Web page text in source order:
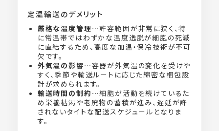
定温輸送のデメリット
厳格な温度管理…許容範囲が非常に狭く、特
に常温帯ではわずかな温度逸脱が細胞の死滅
に直結するため、高度な加温・保冷技術が不可
欠です。
外気温の影響…容器が外気温の変化を受けや
すく、季節や輸送ルートに応じた綿密な梱包設
計が求められます。
輸送時間の制約…細胞が活動を続けているた
め栄養枯渇や老廃物の蓄積が進み、遅延が許
されないタイトな配送スケジュールとなりま
す。